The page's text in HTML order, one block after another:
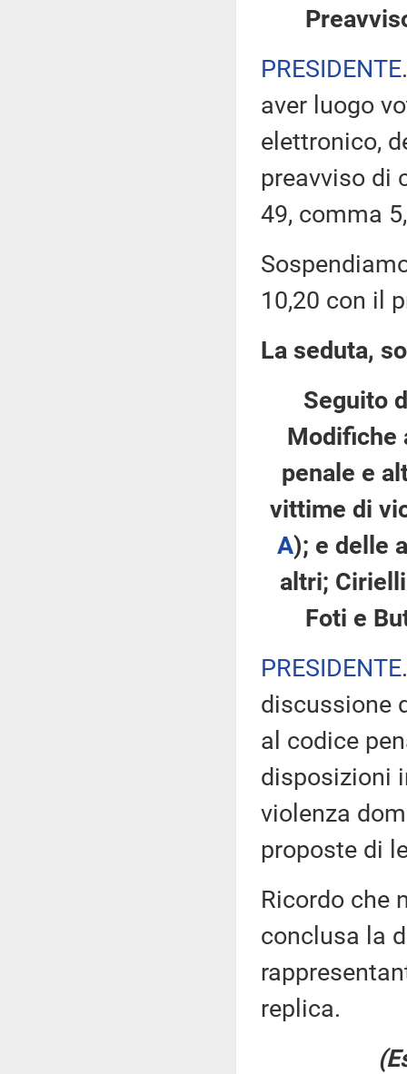
PRESIDENTE
aver luogo
elettronico,
preavviso di
49, comma
10,20 con il
La seduta,
Seguito
Modifiche
penale e
vittime di
A); e delle
altri;
Foti e
PRESIDENTE
discussione
al codice
disposizioni
violenza
proposte di
Ricordo che
conclusa la
replica.